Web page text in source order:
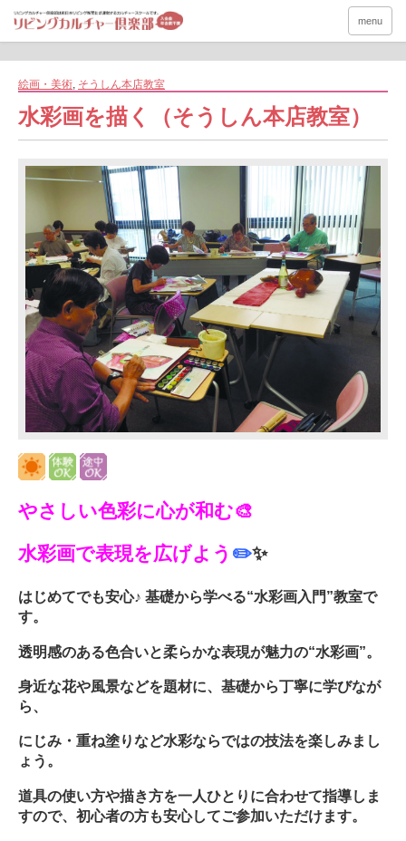
menu
絵画・美術, そうしん本店教室
水彩画を描く（そうしん本店教室）
やさしい色彩に心が和む🎨
水彩画で表現を広げよう ✏️✨
はじめてでも安心♪ 基礎から学べる“水彩画入門”教室で
す。
透明感のある色合いと柔らかな表現が魅力の“水彩画”。
身近な花や風景などを題材に、基礎から丁寧に学びなが
ら、
にじみ・重ね塗りなど水彩ならではの技法を楽しみまし
ょう。
道具の使い方や描き方を一人ひとりに合わせて指導しま
すので、初心者の方も安心してご参加いただけます。